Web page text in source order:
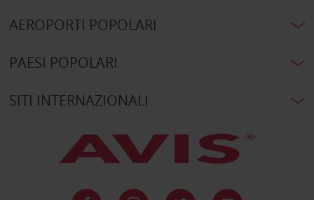
AEROPORTI POPOLARI
PAESI POPOLARI
SITI INTERNAZIONALI